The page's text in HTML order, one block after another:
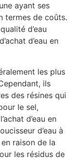
ayant ses
termes de coûts.
d’eau
d’eau en
les plus
ils
des résines qui
le sel,
d’eau en
d’eau à
raison de la
les résidus de